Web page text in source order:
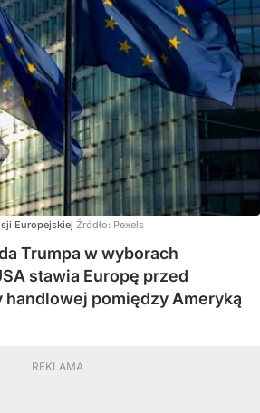
Europejskiej Źródło: Pexels
Trumpa w wyborach
stawia Europę przed
pomiędzy Ameryką